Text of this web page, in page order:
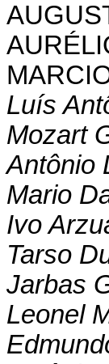
Luís
Mozart
Antônio
Mario
Ivo
Tarso
Jarbas
Leonel